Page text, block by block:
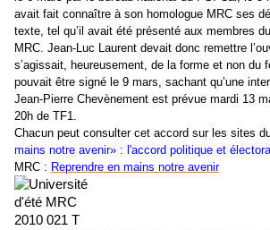
avait fait connaître à son homologue MRC ses
texte, tel qu’il avait été présenté aux membres
MRC. Jean-Luc Laurent devait donc remettre
s’agissait, heureusement, de la forme et non du
pouvait être signé le 9 mars, sachant qu’une
Jean-Pierre Chevènement est prévue mardi 13
20h de TF1.
Chacun peut consulter cet accord sur les sites
mains notre avenir» : l'accord politique et
MRC : Reprendre en mains notre avenir